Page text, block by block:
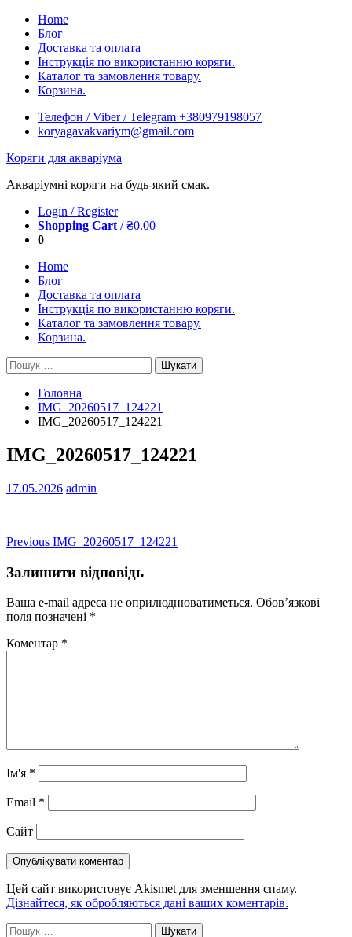
Skip
content
Home
Блог
Доставка та оплата
Інструкція по використанню коряги.
Каталог та замовлення товару.
Корзина.
Телефон / Viber / Telegram +380979198057
koryagavakvariym@gmail.com
Коряги для акваріума
Акваріумні коряги на будь-який смак.
Login / Register
Shopping Cart /₴0.00
0
Home
Блог
Доставка та оплата
Інструкція по використанню коряги.
Каталог та замовлення товару.
Корзина.
Пошук:
Головна
IMG_20260517_124221
IMG_20260517_124221
IMG_20260517_124221
17.05.2026 admin
Навігація
записів
Previous Previous
IMG_20260517_124221
Залишити відповідь
Ваша e-mail адреса не оприлюднюватиметься. Обов’язкові
поля позначені *
Коментар *
Ім'я *
Email *
Сайт
Цей сайт використовує Akismet для зменшення спаму.
Дізнайтеся, як обробляються дані ваших коментарів.
Пошук: